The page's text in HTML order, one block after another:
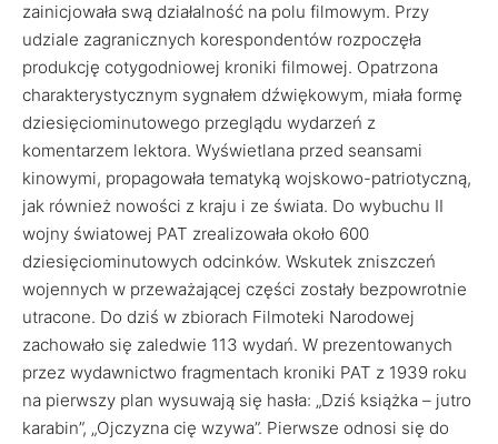
zainicjowała swą działalność na polu filmowym. Przy
udziale zagranicznych korespondentów rozpoczęła
produkcję cotygodniowej kroniki filmowej. Opatrzona
charakterystycznym sygnałem dźwiękowym, miała formę
dziesięciominutowego przeglądu wydarzeń z
komentarzem lektora. Wyświetlana przed seansami
kinowymi, propagowała tematyką wojskowo-patriotyczną,
jak również nowości z kraju i ze świata. Do wybuchu II
wojny światowej PAT zrealizowała około 600
dziesięciominutowych odcinków. Wskutek zniszczeń
wojennych w przeważającej części zostały bezpowrotnie
utracone. Do dziś w zbiorach Filmoteki Narodowej
zachowało się zaledwie 113 wydań. W prezentowanych
przez wydawnictwo fragmentach kroniki PAT z 1939 roku
na pierwszy plan wysuwają się hasła: „Dziś książka – jutro
karabin”, „Ojczyzna cię wzywa”. Pierwsze odnosi się do